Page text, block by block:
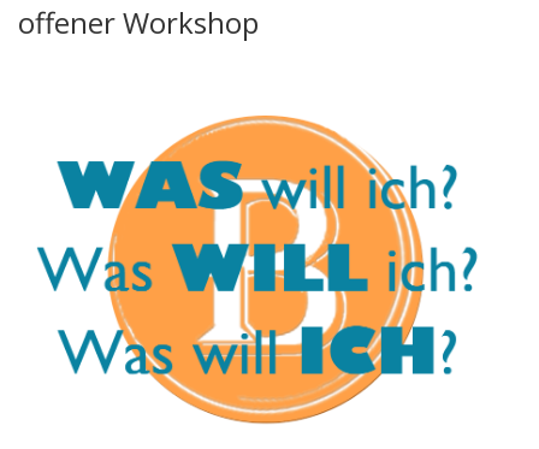
offener Workshop